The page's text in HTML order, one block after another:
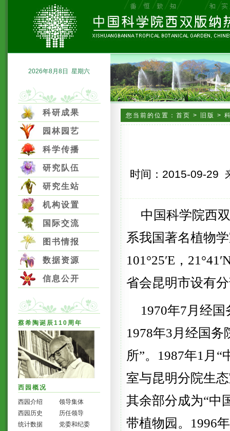
2026年8月8日 星期六
科研成果
园林园艺
科学传播
研究队伍
研究生站
机构设置
国际交流
图书情报
数据资源
信息公开
蔡希陶诞辰110周年
西园概况
西园介绍
领导集体
西园历史
历任领导
统计数据
党委和纪委
您当前的位置： 首页 > 旧版 >
时间： 2015-09-29
中国科学院西
系我国著名植物
101°25′E，
省会昆明市设有
1970年7 月经
1978年3 月经国务
所”。 1987年1 月“
室与昆明分院生
其余部分成为“中
带植物园。 1996年